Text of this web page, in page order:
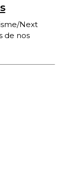
Next
de nos